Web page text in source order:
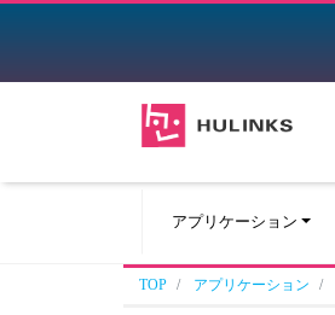
アプリケーション
TOP アプリケーション